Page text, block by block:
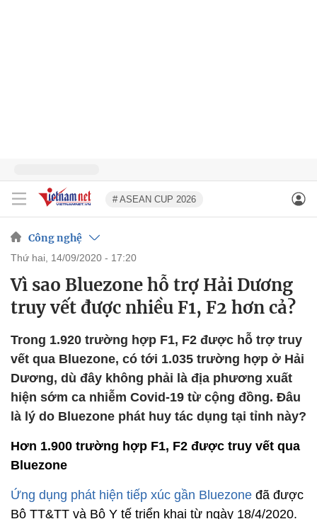
# ASEAN CUP 2026
Công nghệ
thứ hai, 14/09/2020 - 17:20
Vì sao Bluezone hỗ trợ Hải Dương
truy vết được nhiều F1, F2 hơn cả?
Trong 1.920 trường hợp F1, F2 được hỗ trợ truy
vết qua Bluezone, có tới 1.035 trường hợp ở Hải
Dương, dù đây không phải là địa phương xuất
hiện sớm ca nhiễm Covid-19 từ cộng đồng. Đâu
là lý do Bluezone phát huy tác dụng tại tỉnh này?
Hơn 1.900 trường hợp F1, F2 được truy vết qua
Bluezone
Ứng dụng phát hiện tiếp xúc gần Bluezone đã được
Bộ TT&TT và Bộ Y tế triển khai từ ngày 18/4/2020.